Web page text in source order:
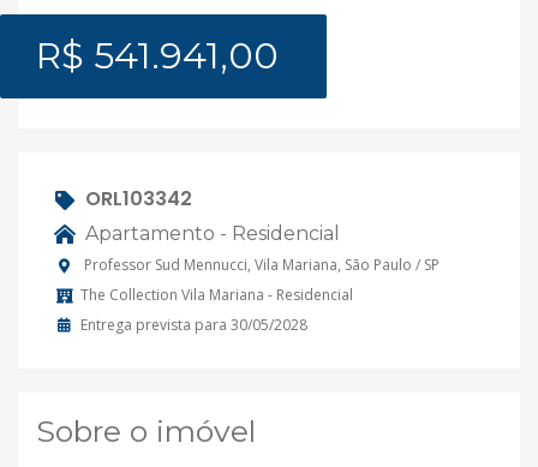
R$ 541.941,00
ORL103342
Apartamento - Residencial
Professor Sud Mennucci, Vila Mariana, São Paulo / SP
The Collection Vila Mariana - Residencial
Entrega prevista para 30/05/2028
Sobre o imóvel